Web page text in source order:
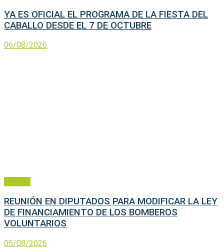
YA ES OFICIAL EL PROGRAMA DE LA FIESTA DEL
CABALLO DESDE EL 7 DE OCTUBRE
06/08/2026
REUNIÓN EN DIPUTADOS PARA MODIFICAR LA LEY
DE FINANCIAMIENTO DE LOS BOMBEROS
VOLUNTARIOS
05/08/2026